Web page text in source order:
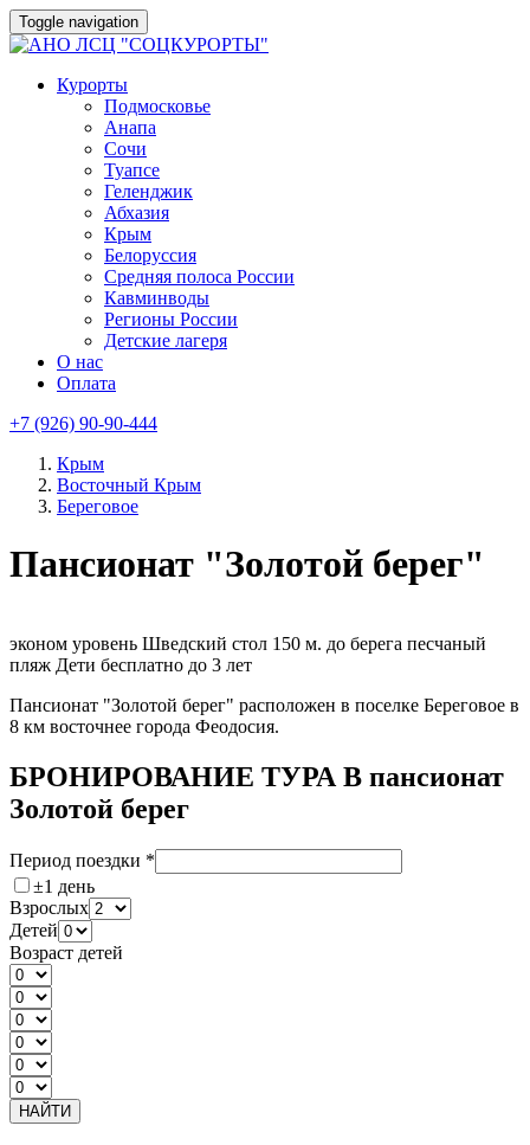
Toggle navigation
Курорты
Подмосковье
Анапа
Сочи
Туапсе
Геленджик
Абхазия
Крым
Белоруссия
Средняя полоса России
Кавминводы
Регионы России
Детские лагеря
О нас
Оплата
+7 (926) 90-90-444
Крым
Восточный Крым
Береговое
Пансионат "Золотой берег"
эконом уровень Шведский стол 150 м. до берега песчаный
пляж Дети бесплатно до 3 лет
Пансионат "Золотой берег" расположен в поселке Береговое в
8 км восточнее города Феодосия.
БРОНИРОВАНИЕ ТУРА В пансионат
Золотой берег
Период поездки *
±1 день
Взрослых
Детей
Возраст детей
НАЙТИ